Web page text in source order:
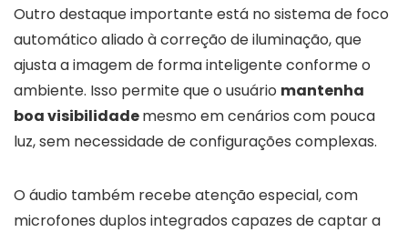
Outro destaque importante está no sistema de foco
automático aliado à correção de iluminação, que
ajusta a imagem de forma inteligente conforme o
ambiente. Isso permite que o usuário mantenha
boa visibilidademesmo em cenários com pouca
luz, sem necessidade de configurações complexas.
O áudio também recebe atenção especial, com
microfones duplos integrados capazes de captar a